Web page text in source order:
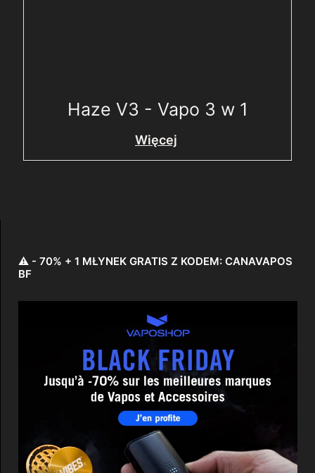
Haze V3 - Vapo 3 w 1
Więcej
⚠️ - 70% + 1 MŁYNEK GRATIS Z KODEM: CANAVAPOS
BF